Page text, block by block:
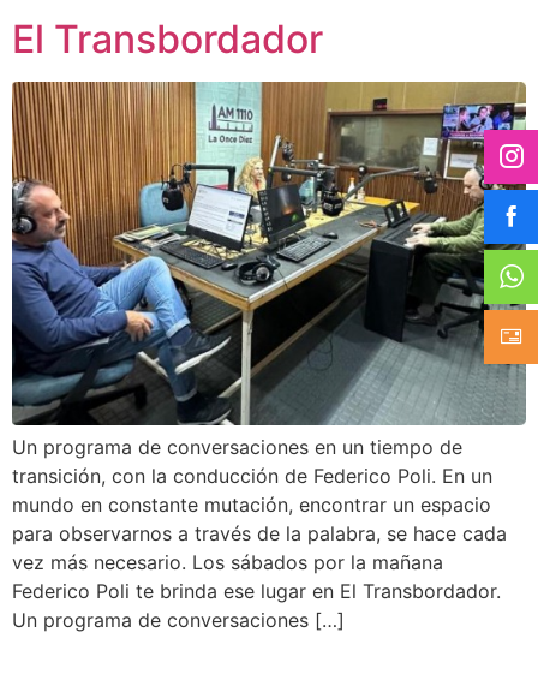
El Transbordador
Un programa de conversaciones en un tiempo de
transición, con la conducción de Federico Poli. En un
mundo en constante mutación, encontrar un espacio
para observarnos a través de la palabra, se hace cada
vez más necesario. Los sábados por la mañana
Federico Poli te brinda ese lugar en El Transbordador.
Un programa de conversaciones […]